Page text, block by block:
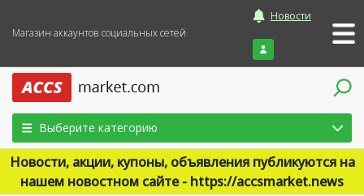
Магазин аккаунтов социальных сетей
Новости
Войти
Выберите категорию
Новости, акции, купоны, объявления публикуются на
нашем новостном сайте - https://accsmarket.news